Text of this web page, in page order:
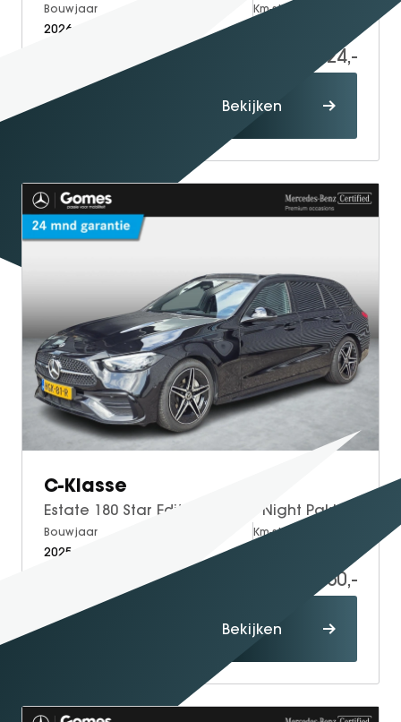
ATTO 2 DM-I
Bouwjaar
2026
Km-stand
53.724,-
Bekijken
C-Klasse
Bouwjaar
2025
Km-stand
47.950,-
Bekijken